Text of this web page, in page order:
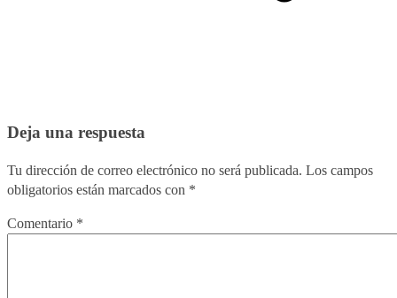
Deja una respuesta
Tu dirección de correo electrónico no será publicada. Los campos
obligatorios están marcados con *
Comentario *